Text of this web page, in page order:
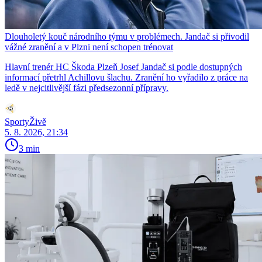
Dlouholetý kouč národního týmu v problémech. Jandač si přivodil
vážné zranění a v Plzni není schopen trénovat
Hlavní trenér HC Škoda Plzeň Josef Jandač si podle dostupných
informací přetrhl Achillovu šlachu. Zranění ho vyřadilo z práce na
ledě v nejcitlivější fázi předsezonní přípravy.
SportyŽivě
5. 8. 2026, 21:34
3 min